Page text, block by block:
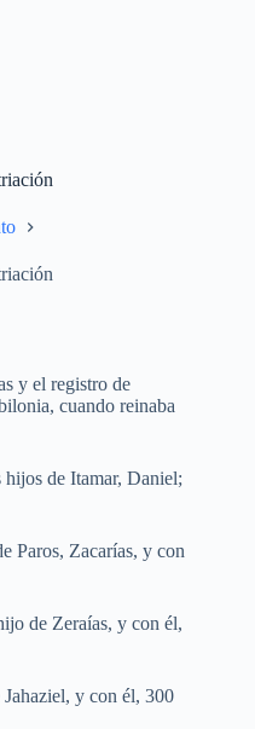
y el registro de
cuando reinaba
de Itamar, Daniel;
Paros, Zacarías, y con
de Zeraías, y con él,
y con él, 300